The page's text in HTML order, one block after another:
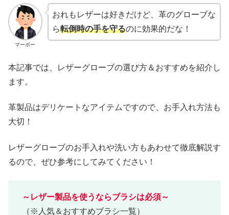
マーボー
おれもレザーは好きだけど、革のグローブな
ら転倒時の手を守るのに効果的だな！
本記事では、レザーグローブの選び方＆おすすめを紹介し
ます。
革製品はデリケートなアイテムですので、お手入れ方法も
大切！
レザーグローブのお手入れや洗い方もあわせて徹底解説す
るので、ぜひ参考にしてみてください！
～レザー製品を使うならブラシは必須～
（※人気＆おすすめブラシ一覧）